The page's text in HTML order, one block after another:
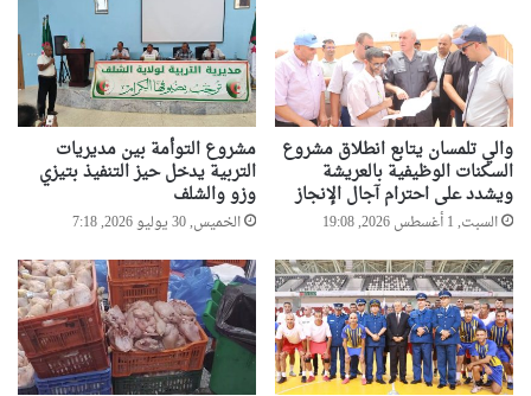
ا
ل
ب
ل
ق
ر
ع
ع
ى
ر
أ
س
ا
م
ا
ت
ط
ب
ي
ة
ل
م
ت
ض
ر
ر
والي تلمسان يتابع انطلاق مشروع
السكنات الوظيفية بالعريشة
ويشدد على احترام آجال الإنجاز
السبت, 1 أغسطس 2026, 19:08
مشروع التوأمة بين مديريات
التربية يدخل حيز التنفيذ بتيزي
وزو والشلف
الخميس, 30 يوليو 2026, 7:18